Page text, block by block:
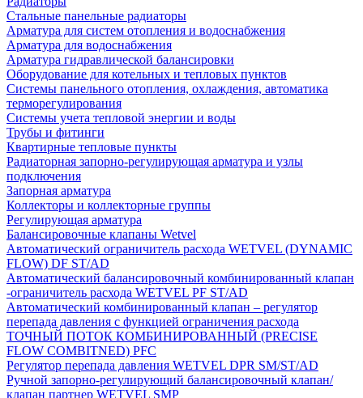
Стальные панельные радиаторы
Арматура для систем отопления и водоснабжения
Арматура для водоснабжения
Арматура гидравлической балансировки
Оборудование для котельных и тепловых пунктов
Системы панельного отопления, охлаждения, автоматика
терморегулирования
Системы учета тепловой энергии и воды
Трубы и фитинги
Квартирные тепловые пункты
Радиаторная запорно-регулирующая арматура и узлы
подключения
Запорная арматура
Коллекторы и коллекторные группы
Регулирующая арматура
Балансировочные клапаны Wetvel
Автоматический ограничитель расхода WETVEL (DYNAMIC
FLOW) DF ST/AD
Автоматический балансировочный комбинированный клапан
-ограничитель расхода WETVEL PF ST/AD
Автоматический комбинированный клапан – регулятор
перепада давления с функцией ограничения расхода
ТОЧНЫЙ ПОТОК КОМБИНИРОВАННЫЙ (PRECISE
FLOW COMBIТNED) PFC
Регулятор перепада давления WETVEL DPR SM/ST/AD
Ручной запорно-регулирующий балансировочный клапан/
клапан партнер WETVEL SMP